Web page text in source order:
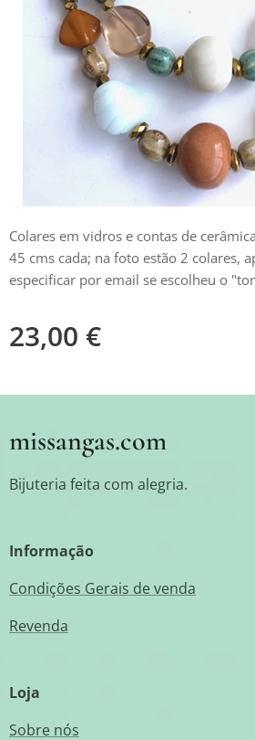
Colares em vidros e contas de
45 cms cada; na foto estão 2 colares,
especificar por email se escolheu o
23,00 €
missangas.com
Bijuteria feita com alegria.
Informação
Condições Gerais de venda
Revenda
Loja
Sobre nós